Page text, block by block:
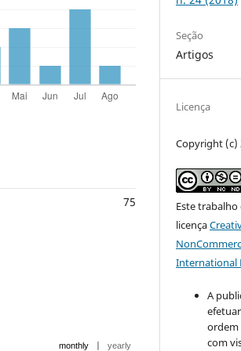
75
monthly | yearly
Seção
Artigos
Licença
Copyright (c)
Este
licença
International
A
ordem
com